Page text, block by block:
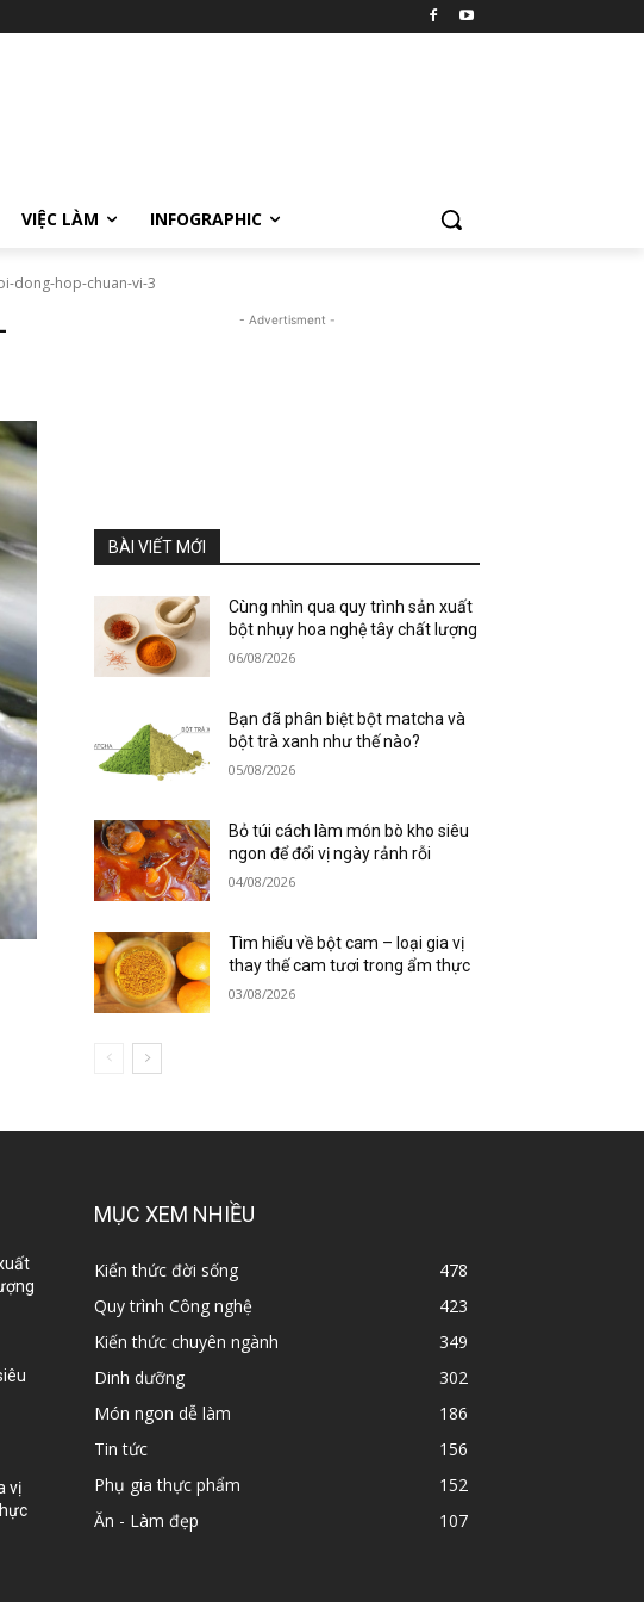
VIỆC LÀM INFOGRAPHIC
dong-hop-chuan-vi-3
- Advertisment -
BÀI VIẾT MỚI
Cùng nhìn qua quy trình sản xuất
bột nhụy hoa nghệ tây chất lượng
06/08/2026
Bạn đã phân biệt bột matcha và
bột trà xanh như thế nào?
05/08/2026
Bỏ túi cách làm món bò kho siêu
ngon để đổi vị ngày rảnh rỗi
04/08/2026
Tìm hiểu về bột cam – loại gia vị
thay thế cam tươi trong ẩm thực
03/08/2026
vị
MỤC XEM NHIỀU
Kiến thức đời sống
478
Quy trình Công nghệ
423
Kiến thức chuyên ngành
349
Dinh dưỡng
302
Món ngon dễ làm
186
Tin tức
156
Phụ gia thực phẩm
152
Ăn - Làm đẹp
107